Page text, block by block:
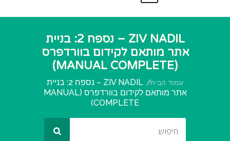
ZIV NADIL – נספח 2: בניית
אתר מותאם לקידום בוורדפרס
(MANUAL COMPLETE)
עמוד הבית
ZIV NADIL – נספח 2: בניית
אתר מותאם לקידום בוורדפרס (MANUAL
COMPLETE)